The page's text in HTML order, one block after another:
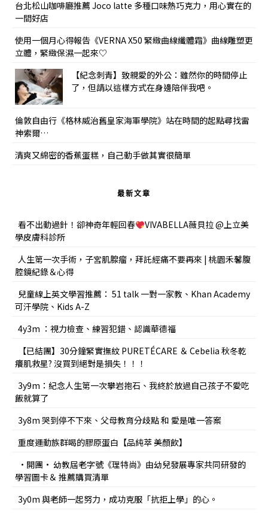
台北松山咖啡廳推薦 Joco latte 多種口味熱巧克力，用心實在的
一間好店
使用一個月心得報告《VERNA X50 緊緻曲線纖體霜》曲線雕塑更
立體，緊緻保濕一起來♡
【紀念刺青】致親愛的外公：雖然你的時間停止
了，但請以這樣方式在身邊陪伴我吧。
倫敦自由行《格林威治舊皇家海軍學院》站在時間的起點尋找雷
神索爾…
清爽又綿密的香蕉蛋糕，自己動手做其實很簡單
最新文章
看不出動過針！卻神奇年輕回春
VIVABELLA薇貝拉 @上立美
學皮膚科診所
人生第一次手術，子宮肌腺瘤，拜託經痛不要再來 | 桃園禾馨腹
腔鏡紀錄＆心得
兒童線上英文學習推薦： 51 talk 一對一家教、Khan Academy
可汗學院、Kids A-Z
4y3m ：視力檢查、練習犯錯、認識華德福
【已結團】30分鐘緊實撫紋 PURETÉCARE ＆ Cebelia 秋冬乾
癢肌救星? 沒買到絕對是損失！！！
3y9m：紀念人生第一次攀岩抱石、我終於放過自己孩子不愛吃
飯就算了
3y8m 哭到停不下來、父母教育分歧點 和 愛是唯一答案
重度運動族群喝的膠原蛋白【品純萃 美顏飲】
•開團• 幼教屆老字號《理特尚》由幼兒發展專家共同研發的
學習圖卡＆ 推薦購買清單
3y0m 與老師一起努力，成功克服「抗拒上學」的心。